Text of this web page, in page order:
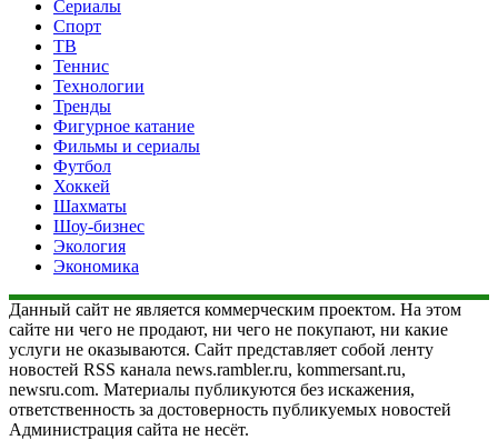
Сериалы
Спорт
ТВ
Теннис
Технологии
Тренды
Фигурное катание
Фильмы и сериалы
Футбол
Хоккей
Шахматы
Шоу-бизнес
Экология
Экономика
Данный сайт не является коммерческим проектом. На этом
сайте ни чего не продают, ни чего не покупают, ни какие
услуги не оказываются. Сайт представляет собой ленту
новостей RSS канала news.rambler.ru, kommersant.ru,
newsru.com. Материалы публикуются без искажения,
ответственность за достоверность публикуемых новостей
Администрация сайта не несёт.